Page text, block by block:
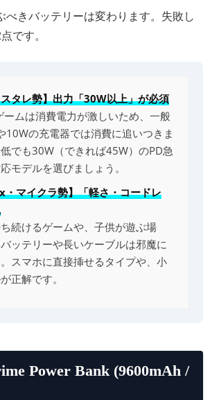
べきバッテリーは変わります。失敗し
です。
タレ勢】出力「30W以上」が必須
ームは消費電力が激しいため、一般
10Wの充電器では消費に追いつきま
でも30W（できれば45W）のPD急
モデルを選びましょう。
マイクラ勢】「軽さ・コードレ
続けるゲームや、子供が遊ぶ場
ッテリーや長いケーブルは邪魔に
スマホに直接挿せるタイプや、小
正解です。
Power Bank (9600mAh /